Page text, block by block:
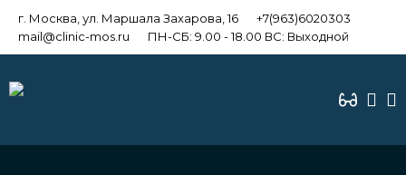
г. Москва, ул. Маршала Захарова, 16
+7(963)6020303
mail@clinic-mos.ru
ПН-СБ: 9.00 - 18.00 ВС: Выходной